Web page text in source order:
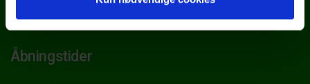
Åbningstider